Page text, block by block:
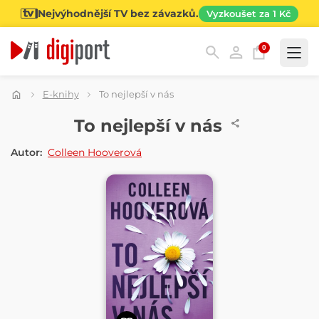
Nejvýhodnější TV bez závazků. Vyzkoušet za 1 Kč
0
Kategorie
E-knihy To nejlepší v nás
To nejlepší v nás
Autor: Colleen Hooverová